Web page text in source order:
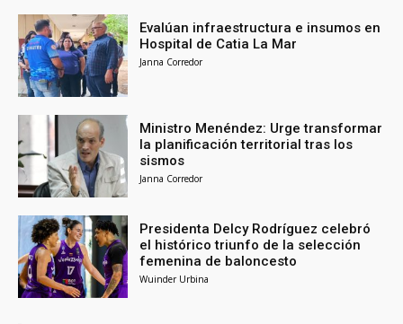
Evalúan infraestructura e insumos en
Hospital de Catia La Mar
Janna Corredor
Ministro Menéndez: Urge transformar
la planificación territorial tras los
sismos
Janna Corredor
Presidenta Delcy Rodríguez celebró
el histórico triunfo de la selección
femenina de baloncesto
Wuinder Urbina